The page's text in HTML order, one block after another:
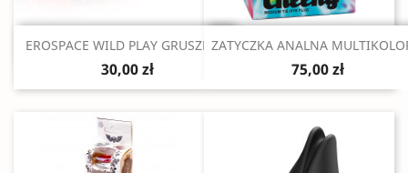
Szybki podgląd
EROSPACE WILD PLAY GRUSZKA...
30,00 zł
Szybki podgląd
ZATYCZKA ANALNA
75,00 zł